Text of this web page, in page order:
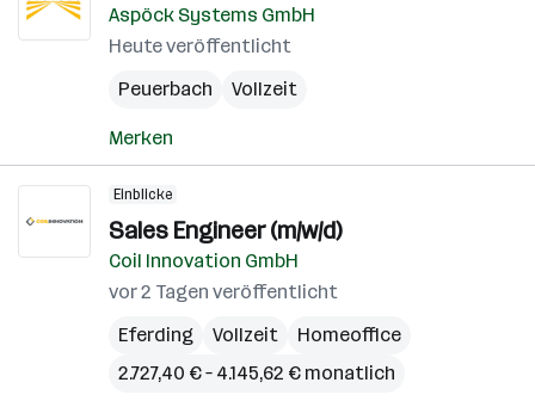
Aspöck Systems GmbH
Heute veröffentlicht
Peuerbach
Vollzeit
Merken
Einblicke
Sales Engineer (m/w/d)
Coil Innovation GmbH
vor 2 Tagen veröffentlicht
Eferding
Vollzeit
Homeoffice
2.727,40 € – 4.145,62 € monatlich